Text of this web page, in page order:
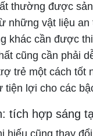
thường được
những vật liệu
khác cần được
cũng cần phải
trẻ một cách
tiện lợi cho các
tích hợp sáng